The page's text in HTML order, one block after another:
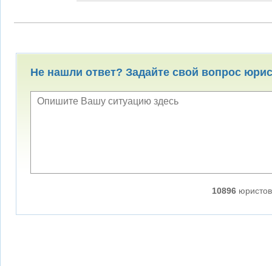
Не нашли ответ? Задайте свой вопрос
10896